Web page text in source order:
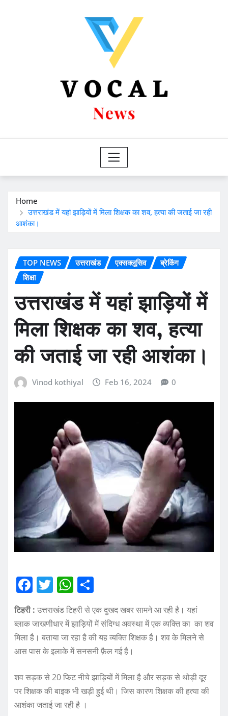
Home
उत्तराखंड में यहां झाड़ियों में मिला शिक्षक का शव, हत्या की जताई जा रही
आशंका।
TOP NEWS उत्तराखंड एक्सक्लूसिव
ब्रेकिंग
शिक्षा
उत्तराखंड में यहां झाड़ियों में
मिला शिक्षक का शव, हत्या
की जताई जा रही आशंका।
Vinod kothiyal Feb 16, 2024 0
F
c
e
b
o
k
T
w
it
te
r
W
h
at
s
A
p
a
re
टिहरी : उत्तराखंड टिहरी से एक दुखद खबर सामने आ रही है। यहां
ब्लाक जाखणीधार में झाड़ियों में संदिग्ध अवस्था में एक व्यक्ति का का शव
मिला है। बताया जा रहा है की यह व्यक्ति शिक्षक है। शव के मिलने से
आस पास के इलाके में सनसनी फ़ैल गई है।
शव सड़क से 20 फिट नीचे झाड़ियों में मिला है और सड़क से थोड़ी दूर
पर शिक्षक की बाइक भी खड़ी हुई थी। जिस कारण शिक्षक की हत्या की
आशंका जताई जा रही है ।